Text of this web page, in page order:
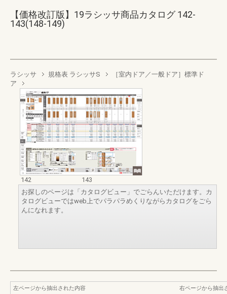
【価格改訂版】19ラシッサ商品カタログ 142-
143(148-149)
ラシッサ 規格表 ラシッサS
［室内ドア／一般ドア］標準ド
ア
142
143
お探しのページは「カタログビュー」でごらんいただけます。カ
タログビューではweb上でパラパラめくりながらカタログをごら
んになれます。
左ページから抽出された内容
右ページから抽出